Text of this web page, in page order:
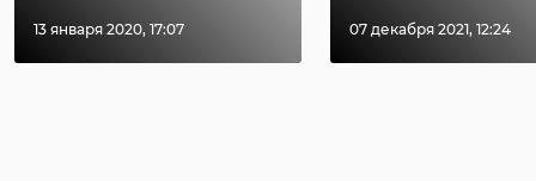
13 января 2020, 17:07 07 декабря 2021, 12:24